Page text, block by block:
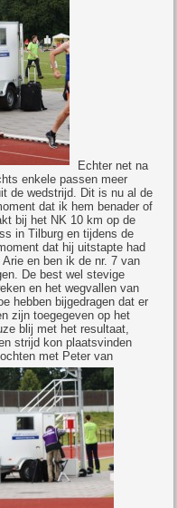
Echter net na
enkele passen meer
de wedstrijd. Dit is nu al de
dat ik hem benader of
bij het NK 10 km op de
in Tilburg en tijdens de
dat hij uitstapte had
en ben ik de nr. 7 van
De best wel stevige
en het wegvallen van
hebben bijgedragen dat er
zijn toegegeven op het
blij met het resultaat,
strijd kon plaatsvinden
met Peter van